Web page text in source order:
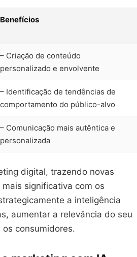
Benefícios
– Criação de conteúdo
personalizado e envolvente
– Identificação de tendências de
comportamento do público-alvo
– Comunicação mais autêntica e
personalizada
digital, trazendo novas
significativa com os
a inteligência
aumentar a relevância do seu
consumidores.